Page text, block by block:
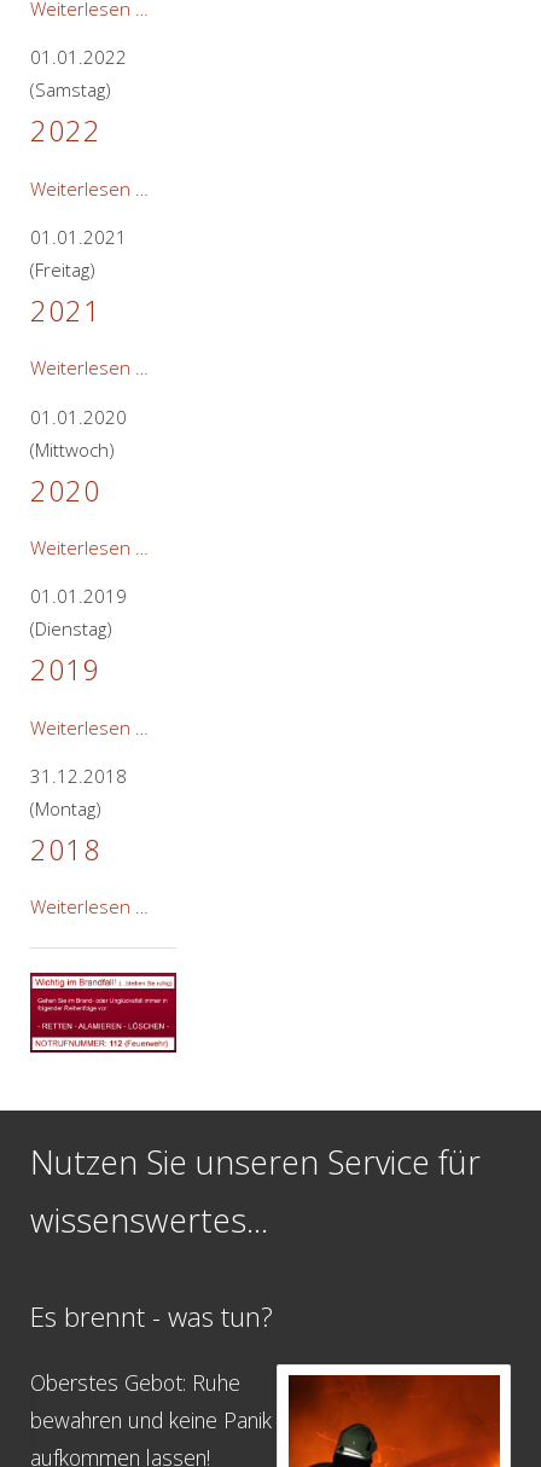
Weiterlesen …
01.01.2022
(Samstag)
2022
Weiterlesen …
01.01.2021
(Freitag)
2021
Weiterlesen …
01.01.2020
(Mittwoch)
2020
Weiterlesen …
01.01.2019
(Dienstag)
2019
Weiterlesen …
31.12.2018
(Montag)
2018
Weiterlesen …
Nutzen Sie unseren Service für
wissenswertes...
Es brennt - was tun?
Oberstes Gebot: Ruhe
bewahren und keine Panik
aufkommen lassen!